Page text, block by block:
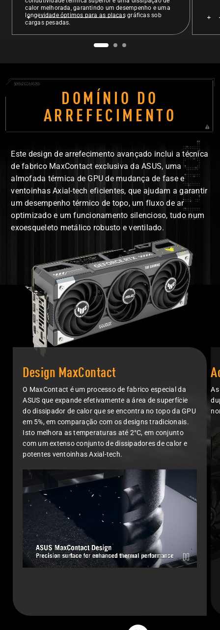
calor melhorada, garantindo um desempenho e uma
longevidade óptimos para as placas gráficas sob
cargas pesadas.
DOMÍNIO DO
ARREFECIMENTO
Este design de arrefecimento avançado inclui a técnica
de fabrico MaxContact exclusiva da ASUS, uma
almofada térmica de GPU de mudança de fase e
ventoinhas Axial-tech eficientes, que ajudam a garantir
um desempenho térmico de topo, um fluxo de ar
optimizado e um funcionamento silencioso, tudo num
exoesqueleto metálico robusto e ventilado.
Design MaxContact
O MaxContact é um processo de fabrico especial da
ASUS que expande efetivamente a área de superfície
do dissipador de calor que se encontra no topo da GPU
em 5%, em comparação com os designs tradicionais.
Isto melhora as temperaturas até 2°C, em conjunto
com um extenso conjunto de dissipadores de calor e
potentes ventoinhas Axial-tech.